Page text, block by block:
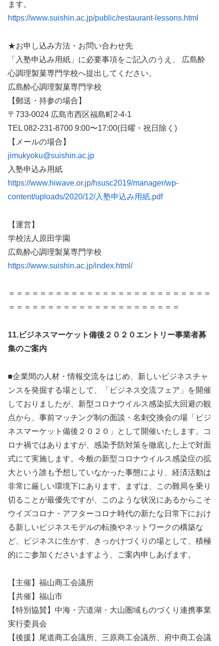
ます。
https://www.suishin.ac.jp/public/restaurant-lessons.html
★お申し込み方法・お問い合わせ先
「入塾申込み用紙」に必要事項をご記入のうえ、 広島酔
心調理製菓専門学校へ提出してください。
広島酔心調理製菓専門学校
【郵送・持参の場合】
〒733-0024 広島市西区福島町2-4-1
TEL 082-231-8700 9:00〜17:00(日曜・祝日除く)
【メールの場合】
jimukyoku@suishin.ac.jp
入塾申込み用紙
https://www.hiwave.or.jp/hsusc2019/manager/wp-
content/uploads/2020/12/入塾申込み用紙.pdf
【運営】
学校法人原田学園
広島酔心調理製菓専門学校
https://www.suishin.ac.jp/index.html/
＝＝＝＝＝＝＝＝＝＝＝＝＝＝＝＝＝＝＝＝＝＝＝＝＝＝
＝＝＝＝＝＝＝＝＝＝＝＝＝＝＝＝＝＝＝＝＝＝
11.ビジネスマーケット備後２０２０エントリー事業者募
集のご案内
■企業間の人材・情報交流をはじめ、新しいビジネスチャ
ンスを発掘する場として、「ビジネス交流フェア」を開催
しておりましたが、新型コロナウイルス感染拡大回避の観
点から、事前マッチング制の面談・名刺交換会の場「ビジ
ネスマーケット備後２０２０」として開催いたします。コ
ロナ禍ではありますが、感染予防対策を徹底した上で対面
式にて実施します。今般の新型コロナウイルス感染症の拡
大という誰も予想していなかった事態により、経済活動は
非常に厳しい環境下にあります。まずは、この難局を乗り
切ることが最優先ですが、このような状況にあるからこそ
ウイズコロナ・アフターコロナ時代の新たな日常下におけ
る新しいビジネスモデルの転換やネットワークの構築な
ど、ビジネスに生かす、きっかけづくりの場として、積極
的にご参加くださいますよう、ご案内申しあげます。
【主催】福山商工会議所
【共催】福山市
【特別協賛】中海・宍道湖・大山圏域ものづくり連携事業
実行委員会
【後援】尾道商工会議所、三原商工会議所、府中商工会議